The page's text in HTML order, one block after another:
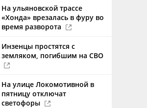
На ульяновской трассе
«Хонда» врезалась в фуру во
время разворота
Инзенцы простятся с
земляком, погибшим на СВО
На улице Локомотивной в
пятницу отключат
светофоры